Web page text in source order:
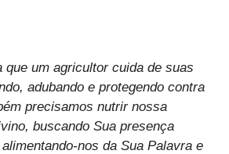
que um agricultor cuida de suas
adubando e protegendo contra
precisamos nutrir nossa
buscando Sua presença
nos da Sua Palavra e